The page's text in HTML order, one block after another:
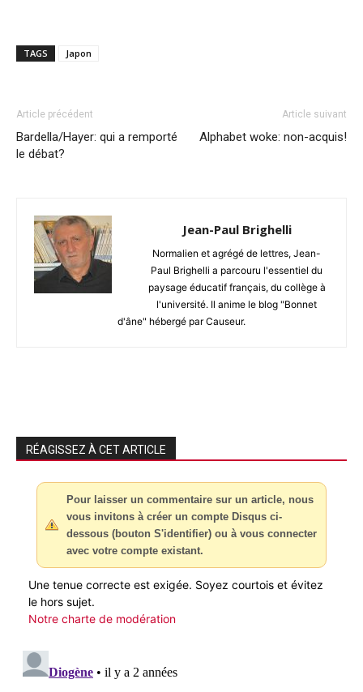
TAGS Japon
Article précédent
Bardella/Hayer: qui a remporté
le débat?
Article suivant
Alphabet woke: non-acquis!
Jean-Paul Brighelli
Normalien et agrégé de lettres, Jean-
Paul Brighelli a parcouru l'essentiel du
paysage éducatif français, du collège à
l'université. Il anime le blog "Bonnet
d'âne" hébergé par Causeur.
RÉAGISSEZ À CET ARTICLE
Pour laisser un commentaire sur un article, nous
vous invitons à créer un compte Disqus ci-
dessous (bouton S'identifier) ou à vous connecter
avec votre compte existant.
Une tenue correcte est exigée. Soyez courtois et évitez
le hors sujet.
Notre charte de modération